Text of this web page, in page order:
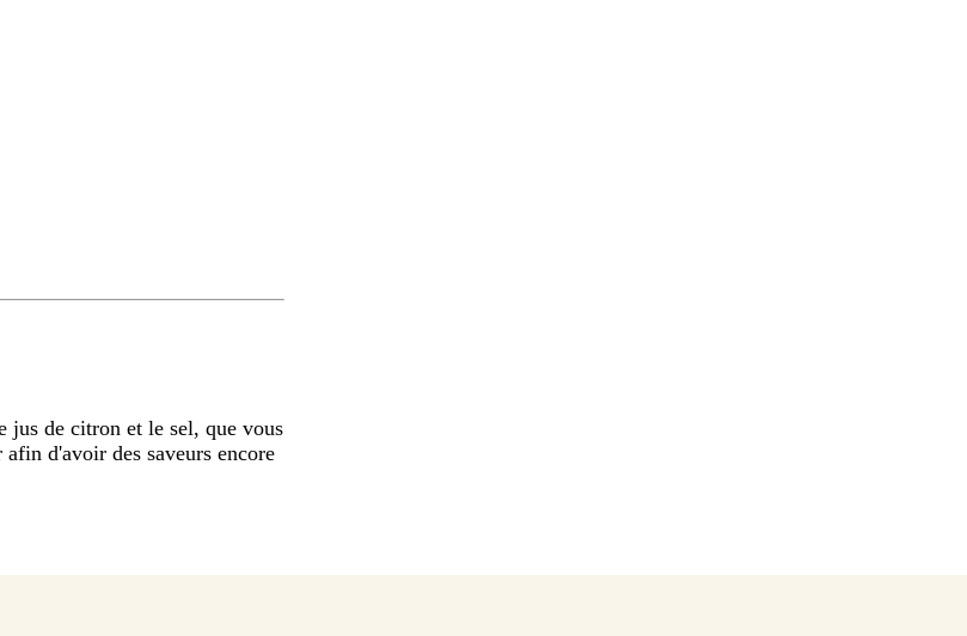
jus de citron et le sel, que vous
d'avoir des saveurs encore